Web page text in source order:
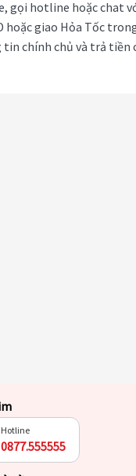
gọi hotline hoặc chat
hoặc giao Hỏa Tốc
chính chủ và trả tiền
Hotline
0877.555555